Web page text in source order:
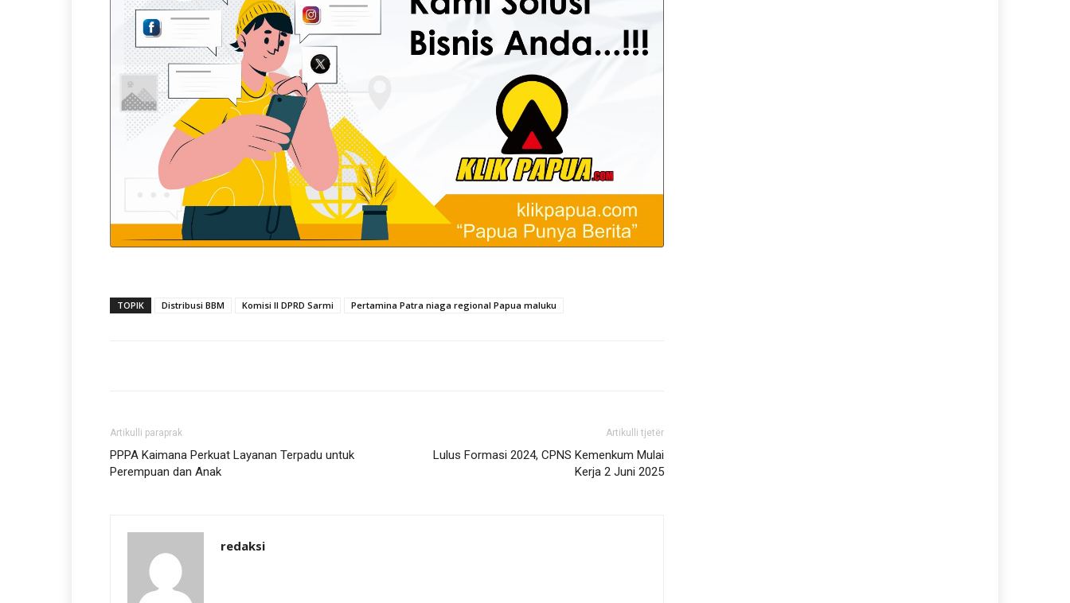
TOPIK Distribusi BBM Komisi II DPRD Sarmi Pertamina Patra niaga regional Papua maluku
Artikulli paraprak
PPPA Kaimana Perkuat Layanan Terpadu untuk
Perempuan dan Anak
Artikulli tjetër
Lulus Formasi 2024, CPNS Kemenkum Mulai
Kerja 2 Juni 2025
redaksi